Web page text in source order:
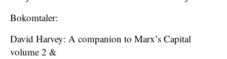
Bokomtaler:
David Harvey: A companion to Marx’s Capital
volume 2 &